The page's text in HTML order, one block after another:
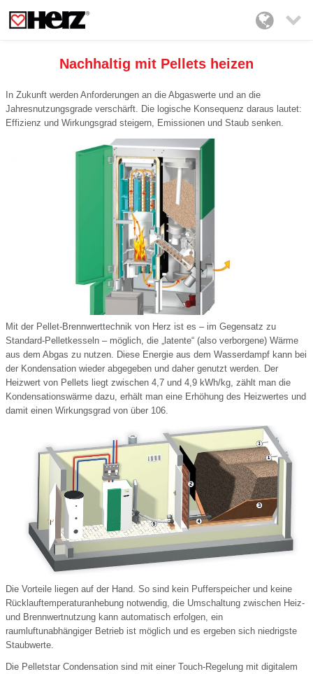

Nachhaltig mit Pellets heizen
In Zukunft werden Anforderungen an die Abgaswerte und an die
Jahresnutzungsgrade verschärft. Die logische Konsequenz daraus lautet:
Effizienz und Wirkungsgrad steigern, Emissionen und Staub senken.
Mit der Pellet-Brennwerttechnik von Herz ist es – im Gegensatz zu
Standard-Pelletkesseln – möglich, die „latente“ (also verborgene) Wärme
aus dem Abgas zu nutzen. Diese Energie aus dem Wasserdampf kann bei
der Kondensation wieder abgegeben und daher genutzt werden. Der
Heizwert von Pellets liegt zwischen 4,7 und 4,9 kWh/kg, zählt man die
Kondensationswärme dazu, erhält man eine Erhöhung des Heizwertes und
damit einen Wirkungsgrad von über 106.
Die Vorteile liegen auf der Hand. So sind kein Pufferspeicher und keine
Rücklauftemperaturanhebung notwendig, die Umschaltung zwischen Heiz-
und Brennwertnutzung kann automatisch erfolgen, ein
raumluftunabhängiger Betrieb ist möglich und es ergeben sich niedrigste
Staubwerte.
Die Pelletstar Condensation sind mit einer Touch-Regelung mit digitalem